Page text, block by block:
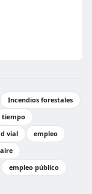
Incendios forestales
tiempo
vial
empleo
empleo público